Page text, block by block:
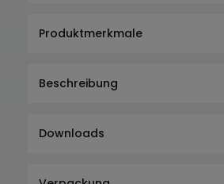
Produktmerkmale
Beschreibung
Downloads